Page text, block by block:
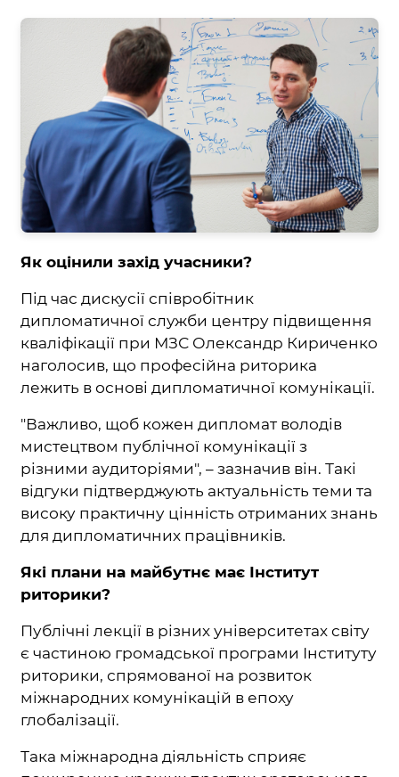
Як оцінили захід учасники?
Під час дискусії співробітник
дипломатичної служби центру підвищення
кваліфікації при МЗС Олександр Кириченко
наголосив, що професійна риторика
лежить в основі дипломатичної комунікації.
"Важливо, щоб кожен дипломат володів
мистецтвом публічної комунікації з
різними аудиторіями", – зазначив він. Такі
відгуки підтверджують актуальність теми та
високу практичну цінність отриманих знань
для дипломатичних працівників.
Які плани на майбутнє має Інститут
риторики?
Публічні лекції в різних університетах світу
є частиною громадської програми Інституту
риторики, спрямованої на розвиток
міжнародних комунікацій в епоху
глобалізації.
Така міжнародна діяльність сприяє